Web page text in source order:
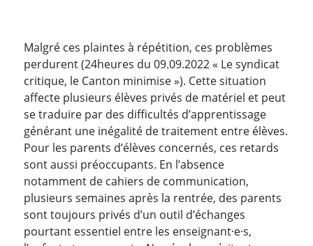
Malgré ces plaintes à répétition, ces problèmes
perdurent (24heures du 09.09.2022 « Le syndicat
critique, le Canton minimise »). Cette situation
affecte plusieurs élèves privés de matériel et peut
se traduire par des difficultés d’apprentissage
générant une inégalité de traitement entre élèves.
Pour les parents d’élèves concernés, ces retards
sont aussi préoccupants. En l’absence
notamment de cahiers de communication,
plusieurs semaines après la rentrée, des parents
sont toujours privés d’un outil d’échanges
pourtant essentiel entre les enseignant·e·s,